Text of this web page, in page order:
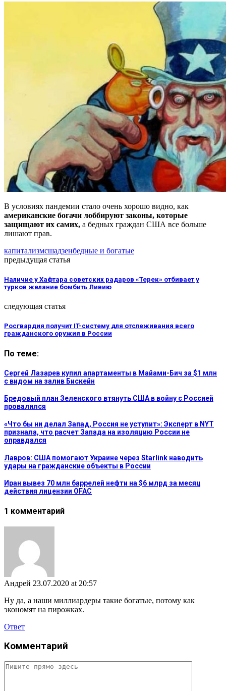
В условиях пандемии стало очень хорошо видно, как
американские богачи лоббируют законы, которые
защищают их самих, а бедных граждан США все больше
лишают прав.
капитализмсшадзенбедные и богатые
предыдущая статья
Наличие у Хафтара советских радаров «Терек» отбивает у
турков желание бомбить Ливию
следующая статья
Росгвардия получит IT-систему для отслеживания всего
гражданского оружия в России
По теме:
Сергей Лазарев купил апартаменты в Майами-Бич за $1 млн
с видом на залив Бискейн
Бредовый план Зеленского втянуть США в войну с Россией
провалился
«Что бы ни делал Запад, Россия не уступит»: Эксперт в NYT
признала, что расчет Запада на изоляцию России не
оправдался
Лавров: США помогают Украине через Starlink наводить
удары на гражданские объекты в России
Иран вывез 70 млн баррелей нефти на $6 млрд за месяц
действия лицензии OFAC
1 комментарий
Андрей 23.07.2020 at 20:57
Ну да, а наши миллиардеры такие богатые, потому как
экономят на пирожках.
Ответ
Комментарий